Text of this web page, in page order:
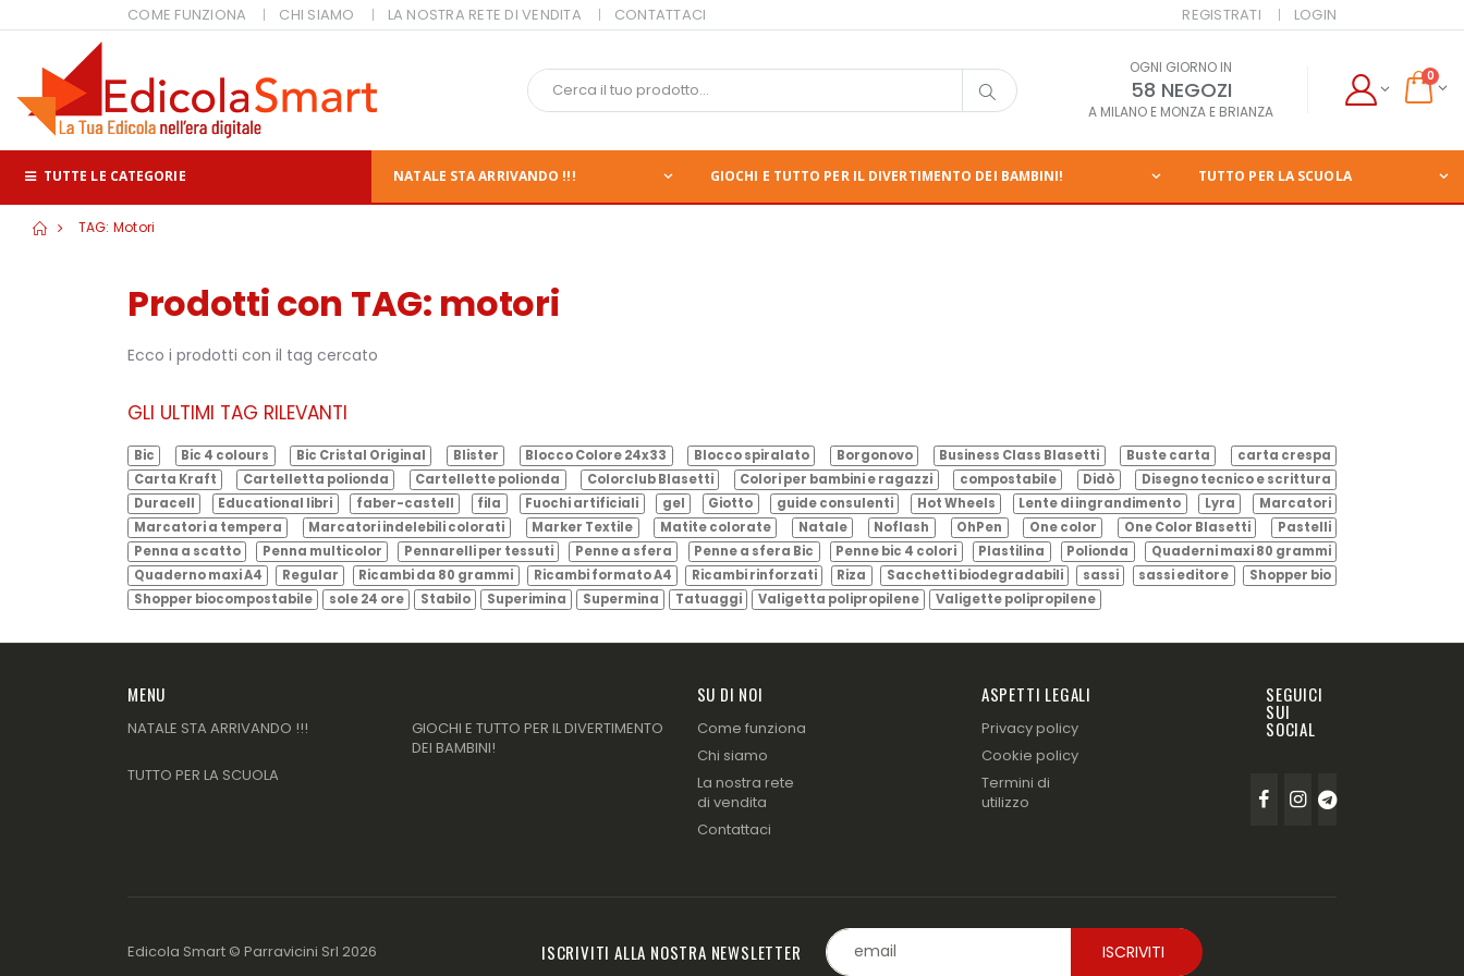
COME FUNZIONA CHI SIAMO LA NOSTRA RETE DI VENDITA CONTATTACI REGISTRATI LOGIN
OGNI GIORNO IN
58 NEGOZI
A MILANO E MONZA E BRIANZA
0
TUTTE LE CATEGORIE NATALE STA ARRIVANDO !!! GIOCHI E TUTTO PER IL DIVERTIMENTO DEI BAMBINI! TUTTO PER LA SCUOLA
TAG: Motori
Prodotti con TAG: motori
Ecco i prodotti con il tag cercato
GLI ULTIMI TAG RILEVANTI
Bic Bic 4 colours Bic Cristal Original Blister Blocco Colore 24x33 Blocco spiralato Borgonovo Business Class Blasetti Buste carta
carta crespa
Carta Kraft
Cartelletta polionda Cartellette polionda Colorclub Blasetti Colori per bambini e ragazzi compostabile Didò
Disegno tecnico e scrittura
Duracell
Educational libri faber-castell fila Fuochi artificiali gel Giotto guide consulenti Hot Wheels Lente di ingrandimento Lyra
Marcatori
Marcatori a tempera
Marcatori indelebili colorati Marker Textile Matite colorate Natale Noflash OhPen One color One Color Blasetti
Pastelli
Penna a scatto
Penna multicolor Pennarelli per tessuti Penne a sfera Penne a sfera Bic Penne bic 4 colori Plastilina Polionda
Quaderni maxi 80 grammi
Quaderno maxi A4
Regular Ricambi da 80 grammi Ricambi formato A4 Ricambi rinforzati Riza Sacchetti biodegradabili sassi sassi editore
Shopper bio
Shopper biocompostabile
sole 24 ore Stabilo Superimina Supermina Tatuaggi Valigetta polipropilene Valigette polipropilene
MENU
NATALE STA ARRIVANDO !!!
GIOCHI E TUTTO PER IL DIVERTIMENTO
DEI BAMBINI!
TUTTO PER LA SCUOLA
SU DI NOI
Come funziona
Chi siamo
La nostra rete
di vendita
Contattaci
ASPETTI LEGALI
Privacy policy
Cookie policy
Termini di
utilizzo
SEGUICI
SUI
SOCIAL
Edicola Smart © Parravicini Srl 2026 ISCRIVITI ALLA NOSTRA NEWSLETTER